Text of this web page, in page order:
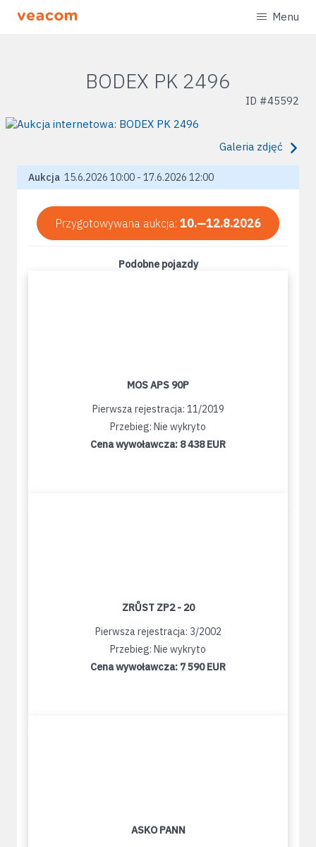
Menu
BODEX PK 2496
ID #45592
Galeria zdjęć
Aukcja 15.6.2026 10:00 - 17.6.2026 12:00
Przygotowywana aukcja: 10.—12.8.2026
Podobne pojazdy
MOS APS 90P
Pierwsza rejestracja: 11/2019
Przebieg: Nie wykryto
Cena wywoławcza: 8 438 EUR
ZRŮST ZP2 - 20
Pierwsza rejestracja: 3/2002
Przebieg: Nie wykryto
Cena wywoławcza: 7 590 EUR
ASKO PANN